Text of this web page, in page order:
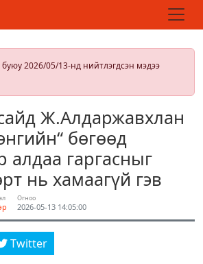
2026/05/13-нд нийтлэгдсэн мэдээ
Ж.Алдаржавхлан
бөгөөд
алдаа гаргасныг
нь хамаагүй гэв
Огноо
2026-05-13 14:05:00
Twitter